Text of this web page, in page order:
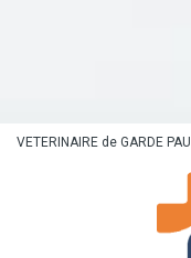
VETERINAIRE de GARDE PAU